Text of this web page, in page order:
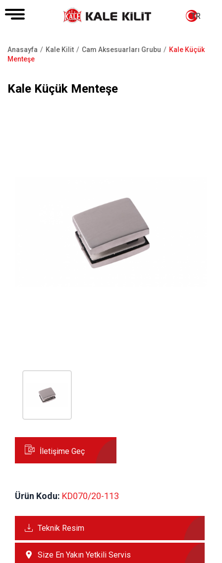
TR
Sayfa
Anasayfa Kale Kilit Cam Aksesuarları Grubu
Kale Küçük
Menteşe
Kale Küçük Menteşe
İletişime Geç
Ürün Kodu: KD070/20-113
Teknik Resim
Size En Yakın Yetkili Servis